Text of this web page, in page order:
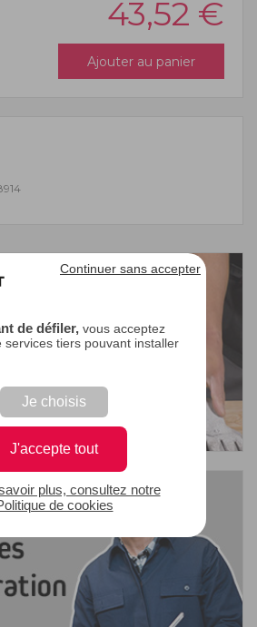
de défiler,vous acceptez
services tiers pouvant installer
Je choisis
J'accepte tout
Continuer sans accepter
plus, consultez notre
de cookies
43,52 €
Ajouter au panier